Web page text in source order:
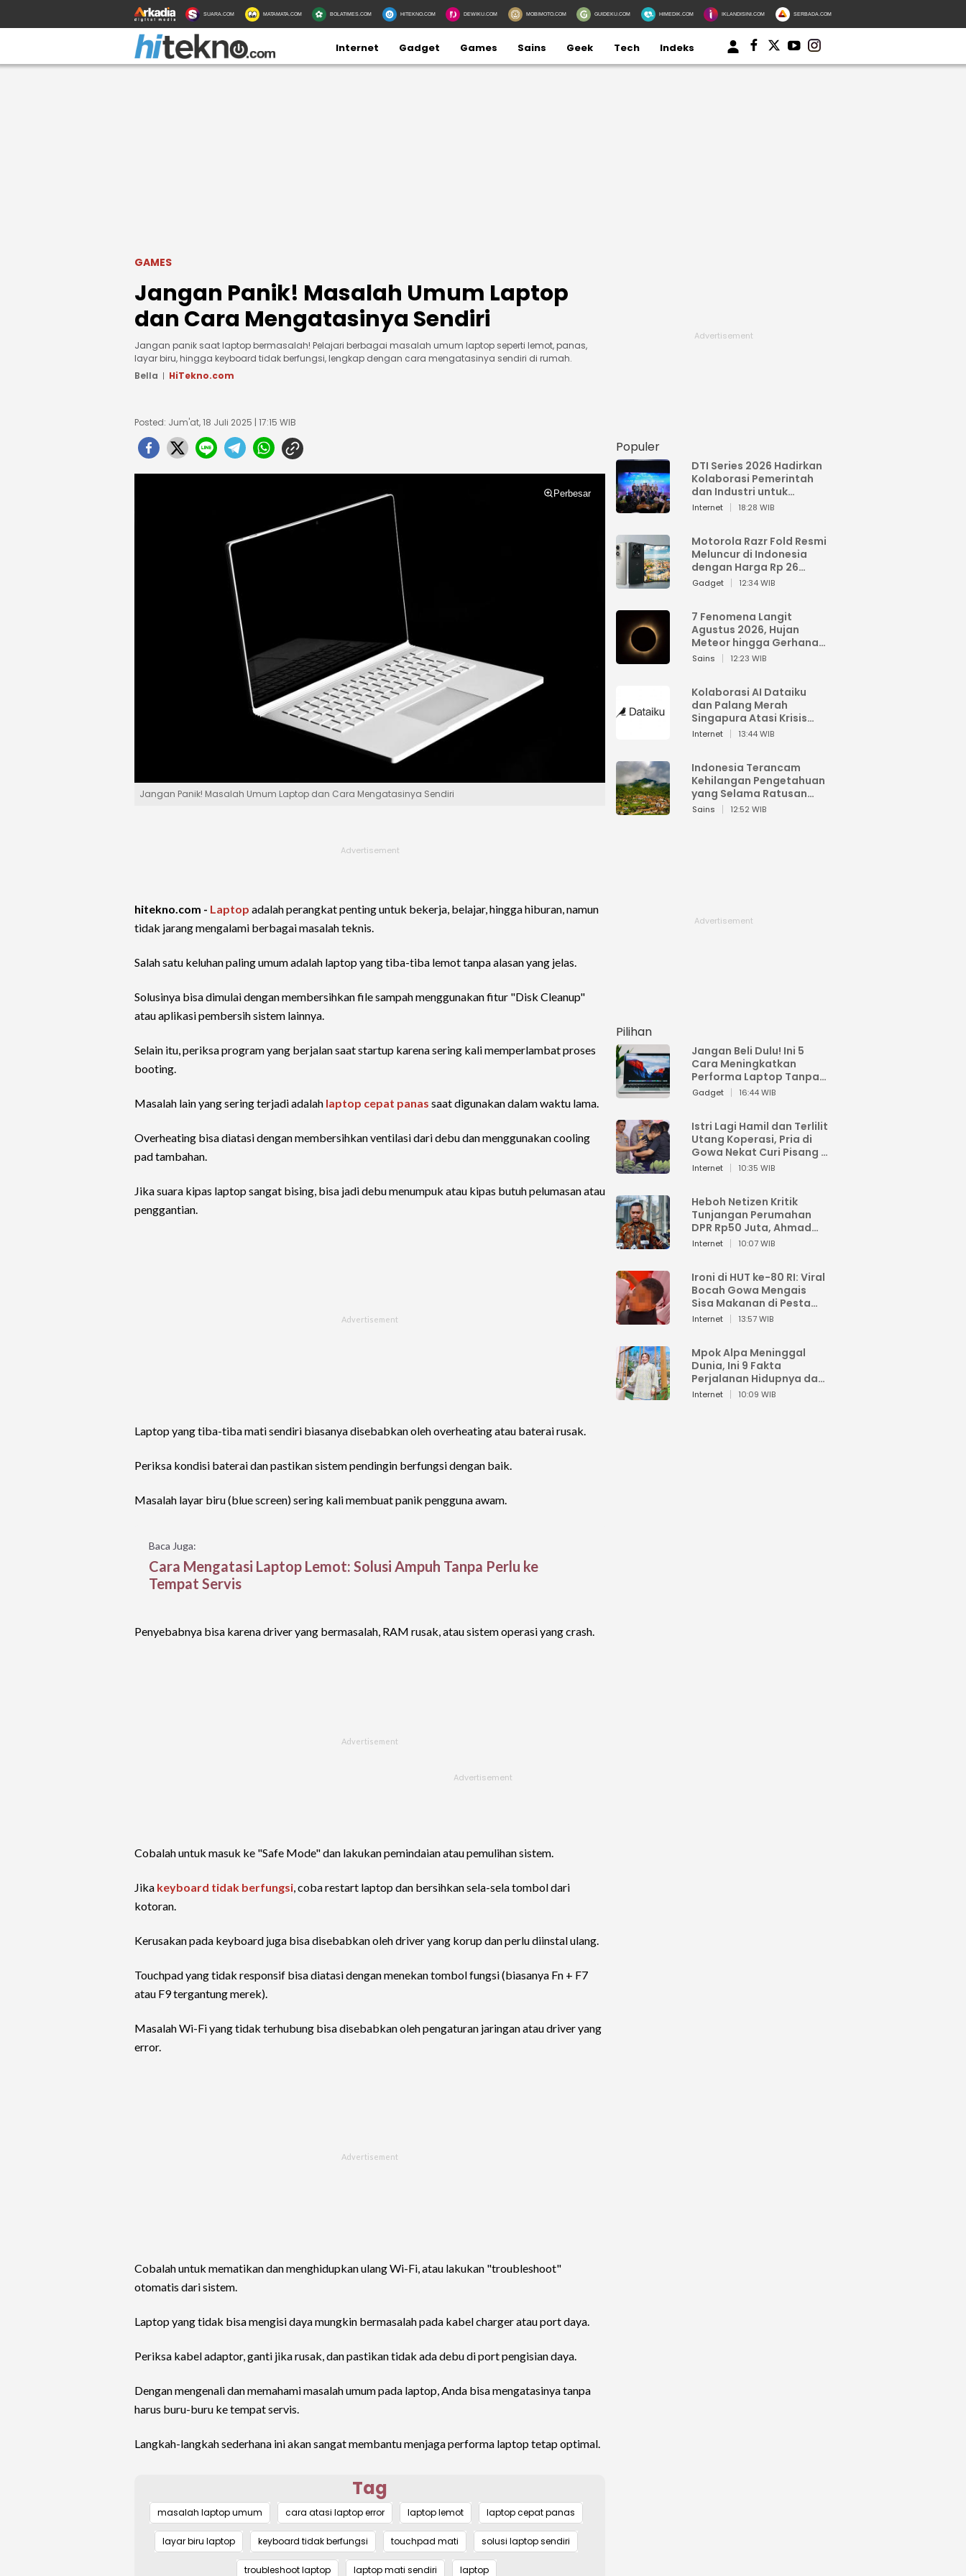
SUARA.COM MATAMATA.COM BOLATIMES.COM HITEKNO.COM DEWIKU.COM MOBIMOTO.COM GUIDEKU.COM HIMEDIK.COM IKLANDISINI.COM SERBADA.COM
Internet Gadget Games Sains Geek Tech Indeks
GAMES
Jangan Panik! Masalah Umum Laptop
dan Cara Mengatasinya Sendiri
Jangan panik saat laptop bermasalah! Pelajari berbagai masalah umum laptop seperti lemot, panas,
layar biru, hingga keyboard tidak berfungsi, lengkap dengan cara mengatasinya sendiri di rumah.
Bella
HiTekno.com
Posted: Jum'at, 18 Juli 2025 | 17:15 WIB
Perbesar
Jangan Panik! Masalah Umum Laptop dan Cara Mengatasinya Sendiri
hitekno.com - Laptop adalah perangkat penting untuk bekerja, belajar, hingga hiburan, namun
tidak jarang mengalami berbagai masalah teknis.
Salah satu keluhan paling umum adalah laptop yang tiba-tiba lemot tanpa alasan yang jelas.
Solusinya bisa dimulai dengan membersihkan file sampah menggunakan fitur "Disk Cleanup"
atau aplikasi pembersih sistem lainnya.
Selain itu, periksa program yang berjalan saat startup karena sering kali memperlambat proses
booting.
Masalah lain yang sering terjadi adalah laptop cepat panas saat digunakan dalam waktu lama.
Overheating bisa diatasi dengan membersihkan ventilasi dari debu dan menggunakan cooling
pad tambahan.
Jika suara kipas laptop sangat bising, bisa jadi debu menumpuk atau kipas butuh pelumasan atau
penggantian.
Laptop yang tiba-tiba mati sendiri biasanya disebabkan oleh overheating atau baterai rusak.
Periksa kondisi baterai dan pastikan sistem pendingin berfungsi dengan baik.
Masalah layar biru (blue screen) sering kali membuat panik pengguna awam.
Baca Juga:
Cara Mengatasi Laptop Lemot: Solusi Ampuh Tanpa Perlu ke
Tempat Servis
Penyebabnya bisa karena driver yang bermasalah, RAM rusak, atau sistem operasi yang crash.
Cobalah untuk masuk ke "Safe Mode" dan lakukan pemindaian atau pemulihan sistem.
Jika keyboard tidak berfungsi, coba restart laptop dan bersihkan sela-sela tombol dari
kotoran.
Kerusakan pada keyboard juga bisa disebabkan oleh driver yang korup dan perlu diinstal ulang.
Touchpad yang tidak responsif bisa diatasi dengan menekan tombol fungsi (biasanya Fn + F7
atau F9 tergantung merek).
Masalah Wi-Fi yang tidak terhubung bisa disebabkan oleh pengaturan jaringan atau driver yang
error.
Cobalah untuk mematikan dan menghidupkan ulang Wi-Fi, atau lakukan "troubleshoot"
otomatis dari sistem.
Laptop yang tidak bisa mengisi daya mungkin bermasalah pada kabel charger atau port daya.
Periksa kabel adaptor, ganti jika rusak, dan pastikan tidak ada debu di port pengisian daya.
Dengan mengenali dan memahami masalah umum pada laptop, Anda bisa mengatasinya tanpa
harus buru-buru ke tempat servis.
Langkah-langkah sederhana ini akan sangat membantu menjaga performa laptop tetap optimal.
Tag
masalah laptop umum cara atasi laptop error laptop lemot laptop cepat panas
layar biru laptop keyboard tidak berfungsi touchpad mati solusi laptop sendiri
troubleshoot laptop laptop mati sendiri laptop
Populer
DTI Series 2026 Hadirkan
Kolaborasi Pemerintah
dan Industri untuk
Percepatan
Internet 18:28 WIB
Motorola Razr Fold Resmi
Meluncur di Indonesia
dengan Harga Rp 26
Jutaan
Gadget 12:34 WIB
7 Fenomena Langit
Agustus 2026, Hujan
Meteor hingga Gerhana
Matahari
Sains 12:23 WIB
Kolaborasi AI Dataiku
dan Palang Merah
Singapura Atasi Krisis
Bencana
Internet 13:44 WIB
Indonesia Terancam
Kehilangan Pengetahuan
yang Selama Ratusan
Tahun Menjaga Alam
Sains 12:52 WIB
Pilihan
Jangan Beli Dulu! Ini 5
Cara Meningkatkan
Performa Laptop Tanpa
Harus Beli Baru
Gadget 16:44 WIB
Istri Lagi Hamil dan Terlilit
Utang Koperasi, Pria di
Gowa Nekat Curi Pisang 4
Tandan Milik Tetangga,
Internet 10:35 WIB
Heboh Netizen Kritik
Tunjangan Perumahan
DPR Rp50 Juta, Ahmad
Sahroni: Enggak Senang
Internet 10:07 WIB
Ironi di HUT ke-80 RI: Viral
Bocah Gowa Mengais
Sisa Makanan di Pesta
Kemerdekaan
Internet 13:57 WIB
Mpok Alpa Meninggal
Dunia, Ini 9 Fakta
Perjalanan Hidupnya dari
Viral hingga Puncak
Internet 10:09 WIB